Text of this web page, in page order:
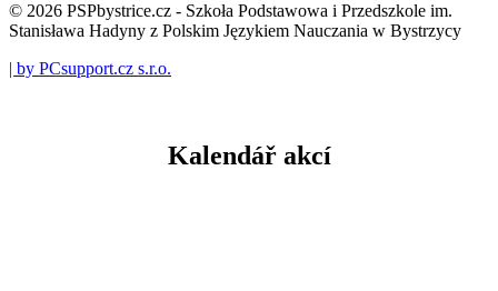
© 2026 PSPbystrice.cz - Szkoła Podstawowa i Przedszkole im.
Stanisława Hadyny z Polskim Językiem Nauczania w Bystrzycy
| by PCsupport.cz s.r.o.
Kalendář akcí